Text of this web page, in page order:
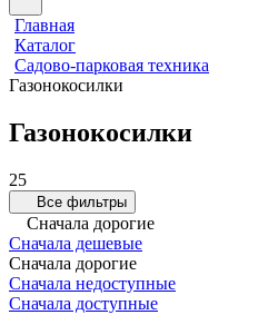
Главная
Каталог
Садово-парковая техника
Газонокосилки
Газонокосилки
25
Все фильтры
Сначала дорогие
Сначала дешевые
Сначала дорогие
Сначала недоступные
Сначала доступные